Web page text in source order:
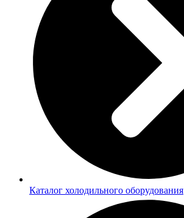
Каталог холодильного оборудования